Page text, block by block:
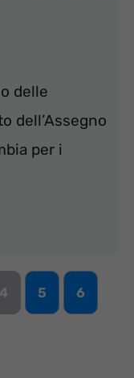
delle
dell’Assegno
per i
4 5 6